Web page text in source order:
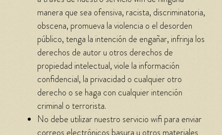
manera que sea ofensiva, racista, discriminatoria,
obscena, promueva la violencia o el desorden
público, tenga la intención de engañar, infrinja los
derechos de autor u otros derechos de
propiedad intelectual, viole la información
confidencial, la privacidad o cualquier otro
derecho o se haga con cualquier intención
criminal o terrorista.
No debe utilizar nuestro servicio wifi para enviar